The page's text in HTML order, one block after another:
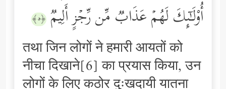
أُوْلَـٰۤىِٕكَ لَهُمۡ عَذَابࣱ مِّن رِّجۡزٍ أَلِیمࣱ ﴿٥﴾
तथा जिन लोगों ने हमारी आयतों को
नीचा दिखाने[6] का प्रयास किया, उन